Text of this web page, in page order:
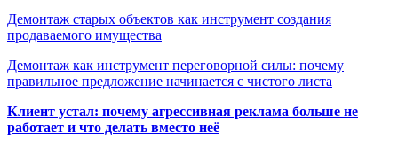
Демонтаж старых объектов как инструмент создания
продаваемого имущества
Демонтаж как инструмент переговорной силы: почему
правильное предложение начинается с чистого листа
Клиент устал: почему агрессивная реклама больше не
работает и что делать вместо неё